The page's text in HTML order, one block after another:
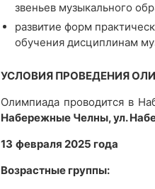
звеньев музыкального
развитие форм
обучения дисциплинам
УСЛОВИЯ ПРОВЕДЕНИЯ
Олимпиада проводится в
Набережные Челны, ул.
13 февраля 2025 года
Возрастные группы: